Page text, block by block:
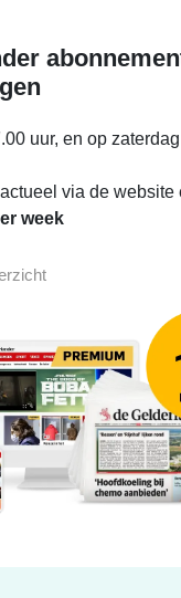
uur, en op
via de website
week